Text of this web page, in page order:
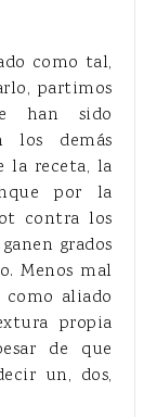
como tal,
partimos
han sido
los demás
la receta, la
por la
contra los
grados
Menos mal
aliado
propia
de que
un, dos,